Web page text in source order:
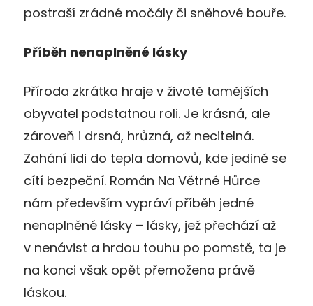
postraší zrádné močály či sněhové bouře.
Příběh nenaplněné lásky
Příroda zkrátka hraje v životě tamějších
obyvatel podstatnou roli. Je krásná, ale
zároveň i drsná, hrůzná, až necitelná.
Zahání lidi do tepla domovů, kde jedině se
cítí bezpeční. Román Na Větrné Hůrce
nám především vypráví příběh jedné
nenaplněné lásky – lásky, jež přechází až
v nenávist a hrdou touhu po pomstě, ta je
na konci však opět přemožena právě
láskou.